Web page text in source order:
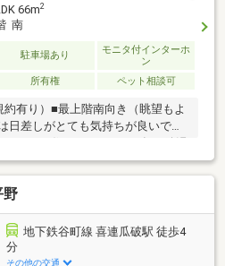
66m2
南
駐車場あり
モニタ付インターホ
ン
所有権 ペット相談可
有り）■最上階南向き（眺望もよ
日差しがとても気持ちが良いで
スファンヒーターやガスコンロ
■ベランダ側のサッシは複層ガラ
ター付き玄関インターホン■リフ
細不明）■大阪メトロ谷町線「出
アクセス■駅前には商業エリア
食時に大変利便性の良いたくさん
瓜破東小学校徒歩５分、瓜破中学
野
地下鉄谷町線 喜連瓜破駅 徒歩4
分
その他の交通